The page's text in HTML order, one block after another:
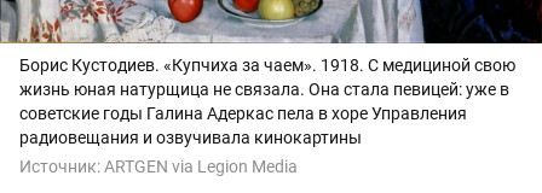
Борис Кустодиев. «Купчиха за чаем». 1918. С медициной свою
жизнь юная натурщица не связала. Она стала певицей: уже в
советские годы Галина Адеркас пела в хоре Управления
радиовещания и озвучивала кинокартины
Источник:ARTGEN via Legion Media